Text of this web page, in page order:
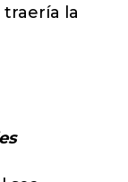
la